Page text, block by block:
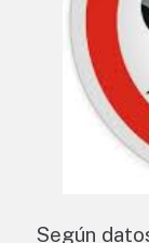
Según